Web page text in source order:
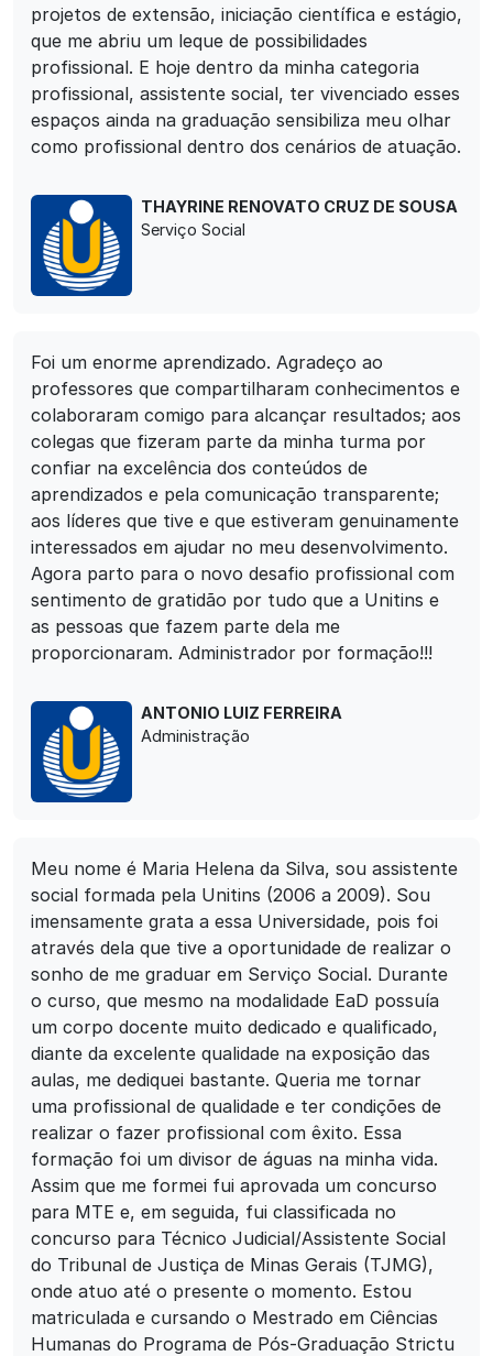
projetos de extensão, iniciação científica e estágio,
que me abriu um leque de possibilidades
profissional. E hoje dentro da minha categoria
profissional, assistente social, ter vivenciado esses
espaços ainda na graduação sensibiliza meu olhar
como profissional dentro dos cenários de atuação.
THAYRINE RENOVATO CRUZ DE SOUSA
Serviço Social
Foi um enorme aprendizado. Agradeço ao
professores que compartilharam conhecimentos e
colaboraram comigo para alcançar resultados; aos
colegas que fizeram parte da minha turma por
confiar na excelência dos conteúdos de
aprendizados e pela comunicação transparente;
aos líderes que tive e que estiveram genuinamente
interessados em ajudar no meu desenvolvimento.
Agora parto para o novo desafio profissional com
sentimento de gratidão por tudo que a Unitins e
as pessoas que fazem parte dela me
proporcionaram. Administrador por formação!!!
ANTONIO LUIZ FERREIRA
Administração
Meu nome é Maria Helena da Silva, sou assistente
social formada pela Unitins (2006 a 2009). Sou
imensamente grata a essa Universidade, pois foi
através dela que tive a oportunidade de realizar o
sonho de me graduar em Serviço Social. Durante
o curso, que mesmo na modalidade EaD possuía
um corpo docente muito dedicado e qualificado,
diante da excelente qualidade na exposição das
aulas, me dediquei bastante. Queria me tornar
uma profissional de qualidade e ter condições de
realizar o fazer profissional com êxito. Essa
formação foi um divisor de águas na minha vida.
Assim que me formei fui aprovada um concurso
para MTE e, em seguida, fui classificada no
concurso para Técnico Judicial/Assistente Social
do Tribunal de Justiça de Minas Gerais (TJMG),
onde atuo até o presente o momento. Estou
matriculada e cursando o Mestrado em Ciências
Humanas do Programa de Pós-Graduação Strictu